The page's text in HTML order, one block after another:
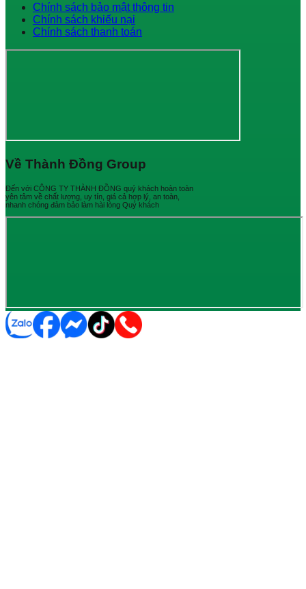
Chính sách bảo mật thông tin
Chính sách khiếu nại
Chính sách thanh toán
Về Thành Đồng Group
Đến với CÔNG TY THÀNH ĐỒNG quý khách hoàn toàn
yên tâm về chất lượng, uy tín, giá cả hợp lý, an toàn,
nhanh chóng đảm bảo làm hài lòng Quý khách